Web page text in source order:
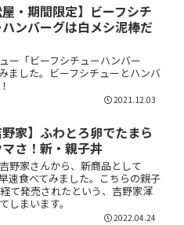
屋・期間限定】ビーフシチ
ハンバーグは白メシ泥棒だ
ー「ビーフシチューハンバー
ました。ビーフシチューとハンバ
2021.12.03
野家】ふわとろ卵でたまら
さ！新・親子丼
野家さんから、新商品として
速食べてみました。こちらの親子
て発売されたという、吉野家渾
しまいます。
2022.04.24